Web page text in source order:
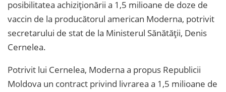
posibilitatea achiziționării a 1,5 milioane de doze de
vaccin de la producătorul american Moderna, potrivit
secretarului de stat de la Ministerul Sănătății, Denis
Cernelea.
Potrivit lui Cernelea, Moderna a propus Republicii
Moldova un contract privind livrarea a 1,5 milioane de